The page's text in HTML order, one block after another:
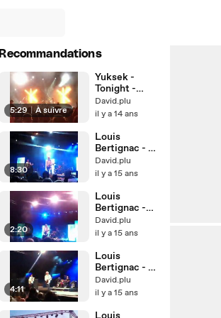
Recommandations
5:29 | À suivre
Yuksek -
Tonight -
RockIsland
Festival
David.plu
il y a 14 ans
8:30
Louis
Bertignac - Un
autre monde
@ Brignoles
David.plu
il y a 15 ans
2:20
Louis
Bertignac -
New York
avec Toi @
David.plu
il y a 15 ans
4:11
Louis
Bertignac - Ça
c'est vraiment
toi @
David.plu
il y a 15 ans